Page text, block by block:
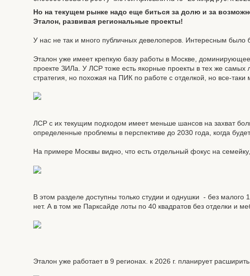
Но на текущем рынке надо еще биться за долю и за
Эталон, развивая региональные проекты!
У нас не так и много публичных девелоперов. Интересным
Эталон уже имеет крепкую базу работы в Москве,
проекте ЗИЛа. У ЛСР тоже есть якорные проекты в тех же самых
стратегия, но похожая на ПИК по работе с отделкой, но все-
ЛСР с их текущим подходом имеет меньше шансов на захват
определенные проблемы в перспективе до 2030 года, когда
На примере Москвы видно, что есть отдельный фокус на
В этом разделе доступны только студии и однушки - без
нет. А в том же Парксайде лоты по 40 квадратов без отделки и
Эталон уже работает в 9 регионах. к 2026 г. планирует